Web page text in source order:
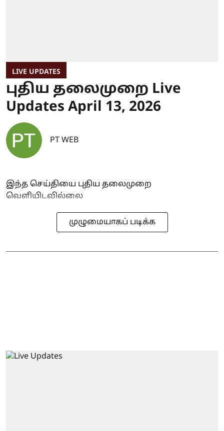
LIVE UPDATES
புதிய தலைமுறை Live
Updates April 13, 2026
PT WEB
இந்த செய்தியை புதிய தலைமுறை
வெளியிடவில்லை
முழுமையாகப் படிக்க